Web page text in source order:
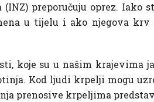
preporučuju oprez. Iako
u tijelu i ako njegova
koje su u našim krajevima
Kod ljudi krpelji mogu
prenosive krpeljima